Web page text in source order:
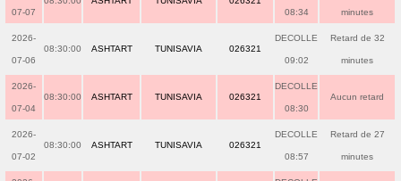
07-07 08:34 minutes
2026-
07-06
08:30:00 ASHTART TUNISAVIA 026321
DECOLLE
09:02
Retard de 32
minutes
2026-
07-04
08:30:00 ASHTART TUNISAVIA 026321
DECOLLE
08:30
Aucun retard
2026-
07-02
08:30:00 ASHTART TUNISAVIA 026321
DECOLLE
08:57
Retard de 27
minutes